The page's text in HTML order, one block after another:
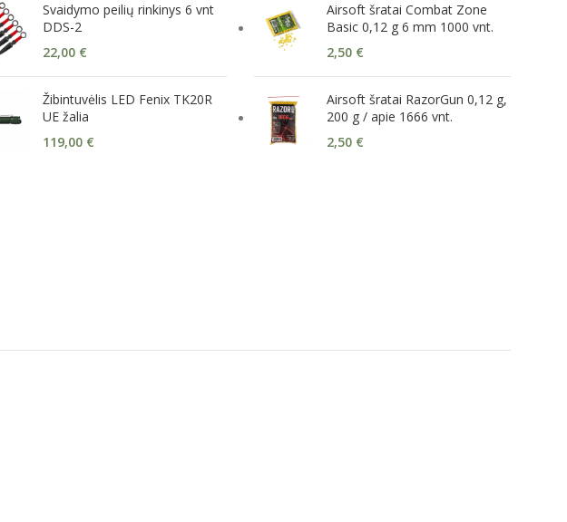
Svaidymo peilių rinkinys 6 vnt
DDS-2
22,00 €
Žibintuvėlis LED Fenix TK20R
UE žalia
119,00 €
Airsoft šratai Combat Zone
Basic 0,12 g 6 mm 1000 vnt.
2,50 €
Airsoft šratai RazorGun 0,12 g,
200 g / apie 1666 vnt.
2,50 €